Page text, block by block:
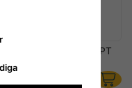
76 mm – 15 PT
Nissan, Toyota